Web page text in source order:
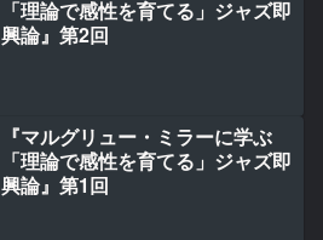
「理論で感性を育てる」ジャズ即
興論』第2回
『マルグリュー・ミラーに学ぶ
「理論で感性を育てる」ジャズ即
興論』第1回